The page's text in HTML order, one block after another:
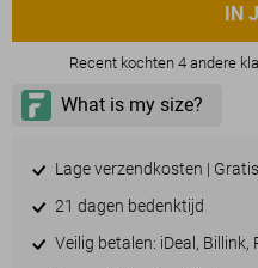
IN
Recent kochten 4 andere
Lage verzendkosten |
21 dagen bedenktijd
Veilig betalen: iDeal, Billink,